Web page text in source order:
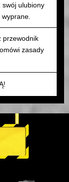
swój ulubiony
przewodnik
zasady